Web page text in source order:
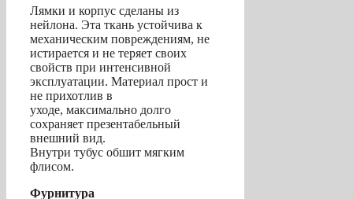
Лямки и корпус сделаны из
нейлона. Эта ткань устойчива к
механическим повреждениям, не
истирается и не теряет своих
свойств при интенсивной
эксплуатации. Материал прост и
не прихотлив в
уходе, максимально долго
сохраняет презентабельный
внешний вид.
Внутри тубус обшит мягким
флисом.
Фурнитура